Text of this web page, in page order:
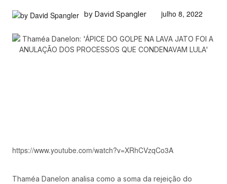
by David Spangler julho 8, 2022
https://www.youtube.com/watch?v=XRhCVzqCo3A
Thaméa Danelon analisa como a soma da rejeição do